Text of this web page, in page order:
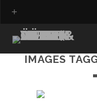
IMAGES